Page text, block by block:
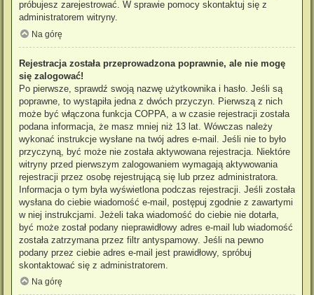
próbujesz zarejestrować. W sprawie pomocy skontaktuj się z
administratorem witryny.
Na górę
Rejestracja została przeprowadzona poprawnie, ale nie mogę
się zalogować!
Po pierwsze, sprawdź swoją nazwę użytkownika i hasło. Jeśli są
poprawne, to wystąpiła jedna z dwóch przyczyn. Pierwszą z nich
może być włączona funkcja COPPA, a w czasie rejestracji została
podana informacja, że masz mniej niż 13 lat. Wówczas należy
wykonać instrukcje wysłane na twój adres e-mail. Jeśli nie to było
przyczyną, być może nie została aktywowana rejestracja. Niektóre
witryny przed pierwszym zalogowaniem wymagają aktywowania
rejestracji przez osobę rejestrującą się lub przez administratora.
Informacja o tym była wyświetlona podczas rejestracji. Jeśli została
wysłana do ciebie wiadomość e-mail, postępuj zgodnie z zawartymi
w niej instrukcjami. Jeżeli taka wiadomość do ciebie nie dotarła,
być może został podany nieprawidłowy adres e-mail lub wiadomość
została zatrzymana przez filtr antyspamowy. Jeśli na pewno
podany przez ciebie adres e-mail jest prawidłowy, spróbuj
skontaktować się z administratorem.
Na górę